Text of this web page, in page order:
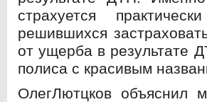
страхуется
решившихся
от ущерба в результате
полиса с красивым
ОлегЛютцков объяснил